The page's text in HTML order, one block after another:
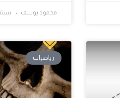
محمود يوسف سبتمبر
رياضيات